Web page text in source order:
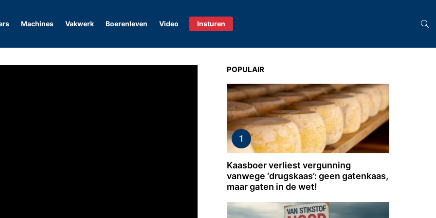
Machines Vakwerk Boerenleven Video Insturen
POPULAIR
Kaasboer verliest vergunning
vanwege ‘drugskaas’: geen gatenkaas,
maar gaten in de wet!